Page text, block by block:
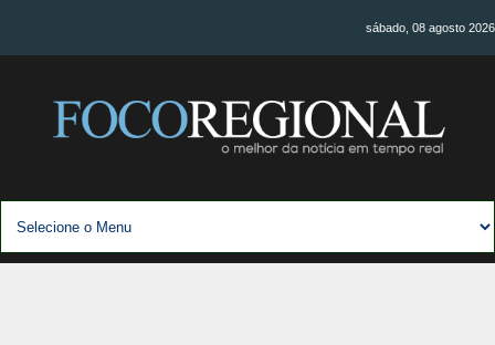
sábado, 08 agosto 2026